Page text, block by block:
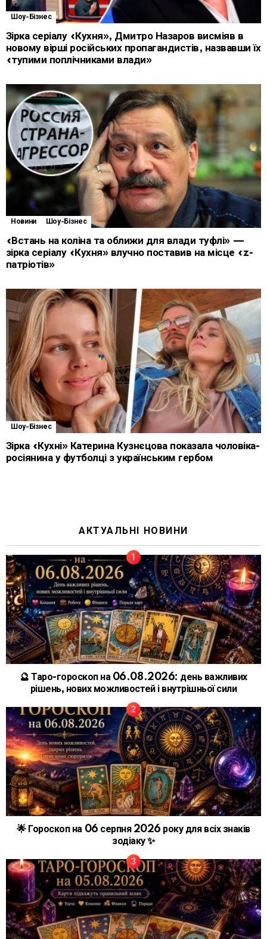
Шоу-Бізнес
Зірка серіалу «Кухня», Дмитро Назаров висміяв в
новому вірші російських пропагандистів, назвавши їх
«тупими поплічниками влади»
Новини Шоу-Бізнес
«Встань на коліна та оближи для влади туфлі» —
зірка серіалу «Кухня» влучно поставив на місце «z-
патріотів»
Шоу-Бізнес
Зірка «Кухні» Катерина Кузнєцова показала чоловіка-
росіянина у футболці з українським гербом
АКТУАЛЬНІ НОВИНИ
🔮 Таро-гороскоп на 06.08.2026: день важливих
рішень, нових можливостей і внутрішньої сили
🌟 Гороскоп на 06 серпня 2026 року для всіх знаків
зодіаку ✨